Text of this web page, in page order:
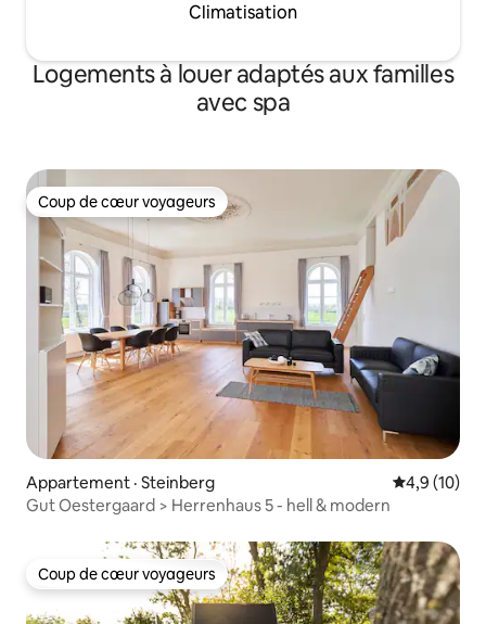
Climatisation
Logements à louer adaptés aux familles
avec spa
Coup de cœur voyageurs
Coup de cœur voyageurs
Appartement · Steinberg Note
4,9 (10)
Gut Oestergaard > Herrenhaus 5 - hell & modern
Coup de cœur voyageurs
Coup de cœur voyageurs